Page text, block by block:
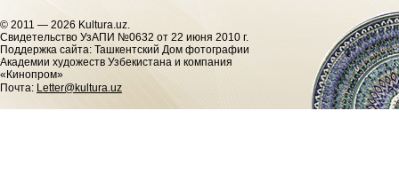
© 2011 — 2026 Kultura.uz.
Cвидетельство УзАПИ №0632 от 22 июня 2010 г.
Поддержка сайта: Ташкентский Дом фотографии
Академии художеств Узбекистана и компания
«Кинопром»
Почта: Letter@kultura.uz